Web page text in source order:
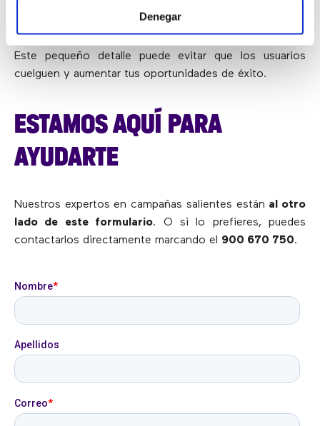
Denegar
Diseña un guion o locución inicial atractiva y original.
Este pequeño detalle puede evitar que los usuarios
cuelguen y aumentar tus oportunidades de éxito.
ESTAMOS AQUÍ PARA
AYUDARTE
Nuestros expertos en campañas salientes están al otro
lado de este formulario. O si lo prefieres, puedes
contactarlos directamente marcando el 900 670 750.